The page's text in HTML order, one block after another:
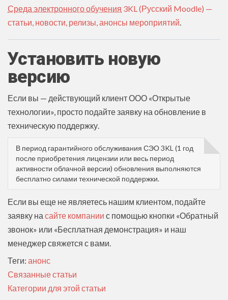
Среда электронного обучения 3KL (Русский Moodle) —
статьи, новости, релизы, анонсы мероприятий
Установить новую
версию
Если вы — действующий клиент ООО «Открытые
технологии», просто подайте заявку на обновление в
техническую поддержку.
В период гарантийного обслуживания СЭО 3KL (1 год
после приобретения лицензии или весь период
активности облачной версии) обновления выполняются
бесплатно силами технической поддержки.
Если вы еще не являетесь нашим клиентом, подайте
заявку на сайте компании с помощью кнопки «Обратный
звонок» или «Бесплатная демонстрация» и наш
менеджер свяжется с вами.
Теги: анонс
Связанные статьи
Категории для этой статьи